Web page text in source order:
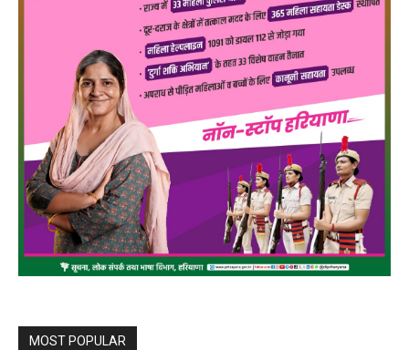
MOST POPULAR